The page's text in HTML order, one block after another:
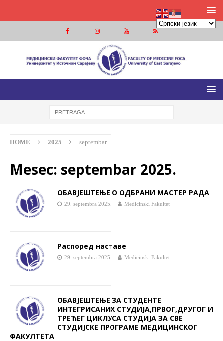
МЕДИЦИНСКИ ФАКУЛТЕТ ФОЧА
МЕДИЦИНСКИ ФАКУЛТЕТ УНИВЕРЗИТЕТА У ИСТОЧНОМ
HOME 2025 septembar
Mesec: septembar 2025.
ОБАВЈЕШТЕЊЕ О ОДБРАНИ МАСТЕР РАДА
29. septembra 2025. Medicinski Fakultet
Распоред наставе
29. septembra 2025. Medicinski Fakultet
ОБАВЈЕШТЕЊЕ ЗА СТУДЕНТЕ
ИНТЕГРИСАНИХ СТУДИЈА,ПРВОГ,ДРУГОГ И
ТРЕЋЕГ ЦИКЛУСА СТУДИЈА ЗА СВЕ
СТУДИЈСКЕ ПРОГРАМЕ МЕДИЦИНСКОГ
ФАКУЛТЕТА